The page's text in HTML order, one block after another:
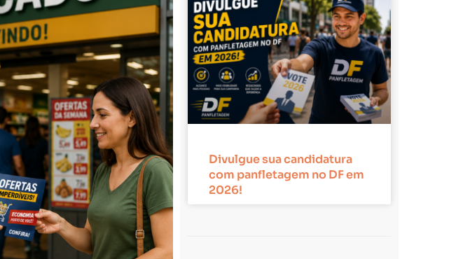
Divulgue sua candidatura
com panfletagem no DF em
2026!